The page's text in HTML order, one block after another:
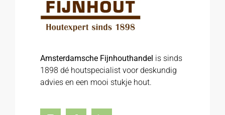
Amsterdamsche Fijnhouthandel is sinds
1898 dé houtspecialist voor deskundig
advies en een mooi stukje hout.